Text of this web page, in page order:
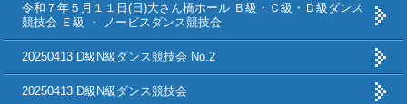
令和７年５月１１日(日)大さん橋ホール Ｂ級・Ｃ級・Ｄ級ダンス
競技会 Ｅ級 ・ ノービスダンス競技会
20250413 D級N級ダンス競技会 No.2
20250413 D級N級ダンス競技会